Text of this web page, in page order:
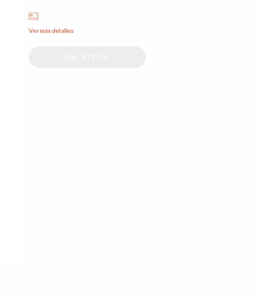
Ver más detalles